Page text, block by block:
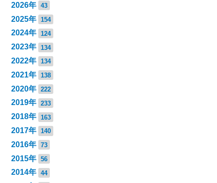
2026年 43
2025年 154
2024年 124
2023年 134
2022年 134
2021年 138
2020年 222
2019年 233
2018年 163
2017年 140
2016年 73
2015年 56
2014年 44